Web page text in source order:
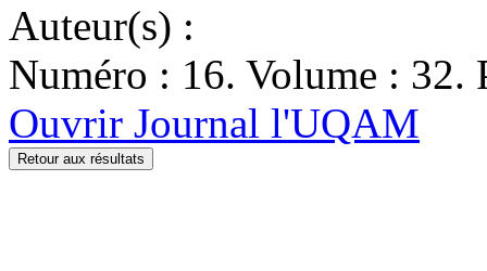
Auteur(s) :
Numéro : 16. Volume : 32.
Ouvrir Journal l'UQAM
Retour aux résultats